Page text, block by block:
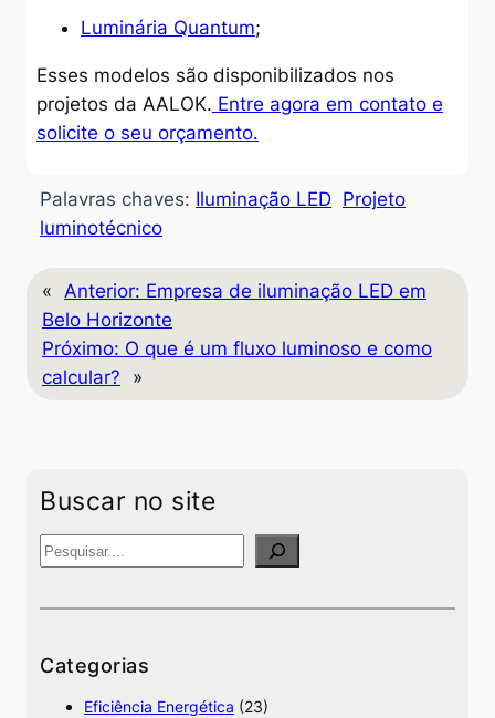
Luminária Quantum;
Esses modelos são disponibilizados nos
projetos da AALOK. Entre agora em contato e
solicite o seu orçamento.
Palavras chaves: Iluminação LED Projeto
luminotécnico
« Anterior: Empresa de iluminação LED em
Belo Horizonte
Próximo: O que é um fluxo luminoso e como
calcular?
»
Buscar no site
P
s
u
Categorias
Eficiência Energética (23)